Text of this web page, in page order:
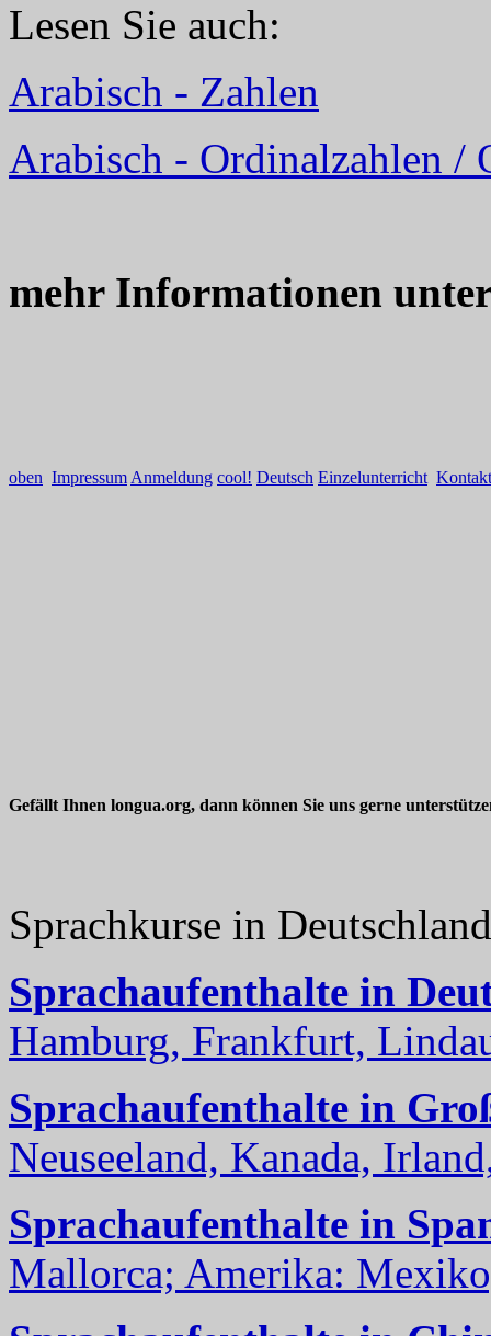
Lesen Sie auch:
Arabisch - Zahlen
Arabisch - Ordinalzahlen /
mehr Informationen
oben Impressum Anmeldung cool! Deutsch Einzelunterricht Kontakt
Gefällt Ihnen longua.org, dann können Sie uns gerne
Sprachkurse in
Sprachaufenthalte in
Hamburg, Frankfurt,
Sprachaufenthalte in
Neuseeland, Kanada,
Sprachaufenthalte in
Mallorca; Amerika: